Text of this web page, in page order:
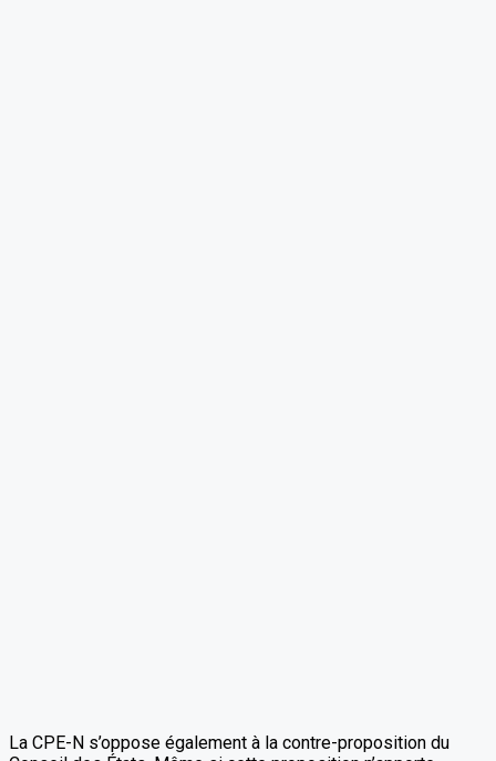
La CPE-N s’oppose également à la contre-proposition du